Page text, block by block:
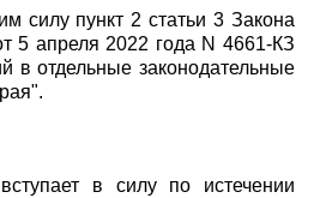
силу пункт 2 статьи 3 Закона
5 апреля 2022 года N 4661-КЗ
в отдельные законодательные
в силу по истечении